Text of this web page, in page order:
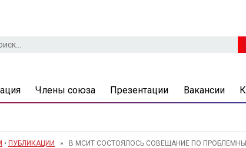
Члены союза Презентации Вакансии
• ПУБЛИКАЦИИ
» В МСИТ СОСТОЯЛОСЬ СОВЕЩАНИЕ ПО